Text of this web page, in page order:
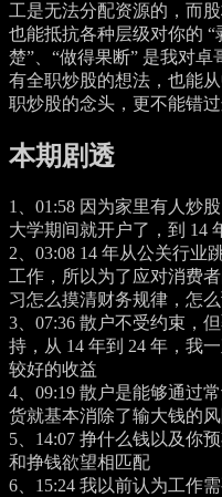
工是无法分配资源的，而
也能抵抗各种层级对你的
楚”、“做得果断” 是我对
有全职炒股的想法，也能
职炒股的念头，更不能错过
本期剧透
1、 01:58 因为家里有人炒
大学期间就开户了，到 14
2、 03:08 14 年从公关行业
工作，所以为了应对消费
习怎么摸清财务规律，怎
3、 07:36 散户不受约束，
持，从 14 年到 24 年，我
较好的收益
4、 09:19 散户是能够通过
货就基本消除了输大钱的
5、 14:07 挣什么钱以及你
和挣钱欲望相匹配
6、 15:24 我以前认为工作